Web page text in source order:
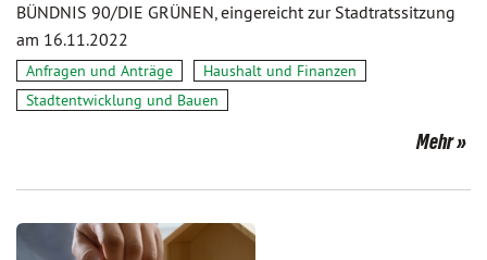
BÜNDNIS 90/DIE GRÜNEN, eingereicht zur Stadtratssitzung
am 16.11.2022
Anfragen und Anträge
Haushalt und Finanzen
Stadtentwicklung und Bauen
Mehr